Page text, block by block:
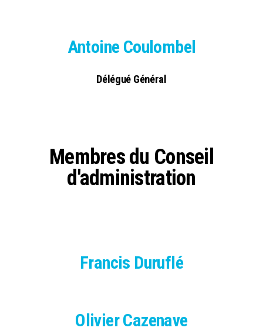
Antoine Coulombel
Délégué Général
Membres du Conseil
d'administration
Francis Duruflé
Olivier Cazenave